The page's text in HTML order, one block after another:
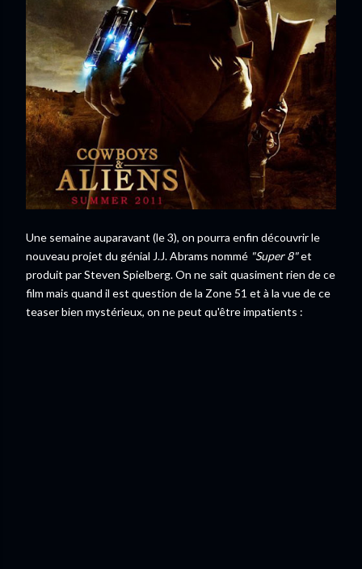
Une semaine auparavant (le 3), on pourra enfin découvrir le
nouveau projet du génial J.J. Abrams nommé "Super 8"et
produit par Steven Spielberg. On ne sait quasiment rien de ce
film mais quand il est question de la Zone 51 et à la vue de ce
teaser bien mystérieux, on ne peut qu'être impatients :